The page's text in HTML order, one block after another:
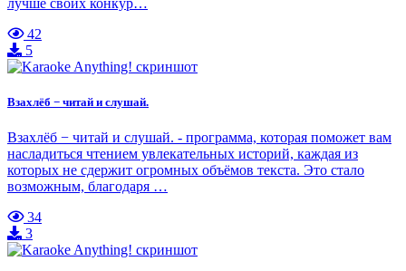
42
5
Взахлёб − читай и слушай.
Взахлёб − читай и слушай. - программа, которая поможет вам
насладиться чтением увлекательных историй, каждая из
которых не сдержит огромных объёмов текста. Это стало
возможным, благодаря …
34
3